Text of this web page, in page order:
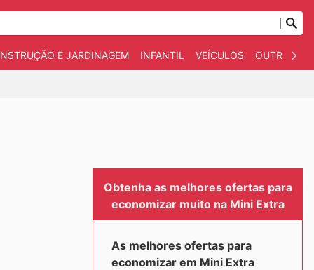
E JARDINAGEM INFANTIL VEÍCULOS OUTROS
Obtenha as melhores ofertas para
economizar muito na Mini Extra
As melhores ofertas para
economizar em Mini Extra